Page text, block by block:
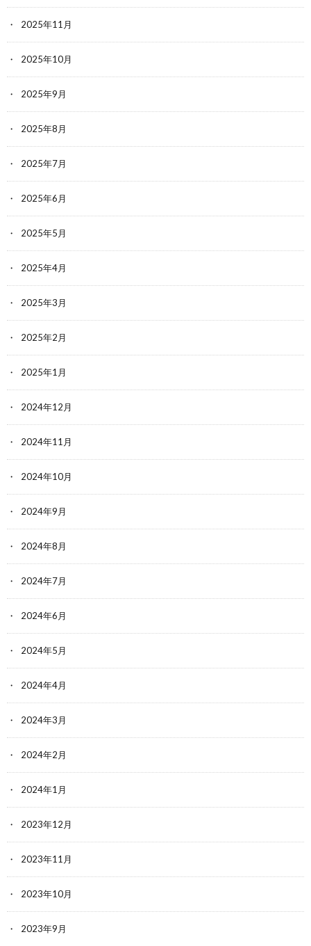
2025年11月
2025年10月
2025年9月
2025年8月
2025年7月
2025年6月
2025年5月
2025年4月
2025年3月
2025年2月
2025年1月
2024年12月
2024年11月
2024年10月
2024年9月
2024年8月
2024年7月
2024年6月
2024年5月
2024年4月
2024年3月
2024年2月
2024年1月
2023年12月
2023年11月
2023年10月
2023年9月